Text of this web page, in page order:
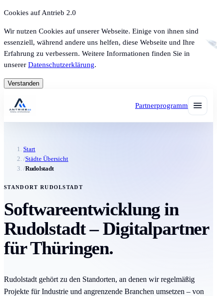
Cookies auf Antrieb 2.0
Wir nutzen Cookies auf unserer Webseite. Einige von ihnen sind
essenziell, während andere uns helfen, diese Webseite und Ihre
Erfahrung zu verbessern. Weitere Informationen finden Sie in
unserer Datenschutzerklärung.
Verstanden
Partnerprogramm
Start
/Städte Übersicht
/Rudolstadt
STANDORT RUDOLSTADT
Softwareentwicklung in
Rudolstadt – Digitalpartner
für Thüringen.
Rudolstadt gehört zu den Standorten, an denen wir regelmäßig
Projekte für Industrie und angrenzende Branchen umsetzen – von